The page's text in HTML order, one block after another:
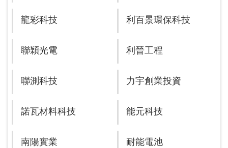
龍彩科技 利百景環保科技
聯穎光電 利晉工程
聯測科技 力宇創業投資
諾瓦材料科技 能元科技
南陽實業 耐能電池